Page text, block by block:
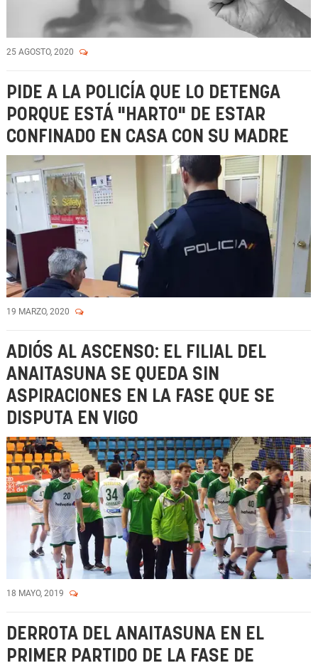
25 AGOSTO, 2020
PIDE A LA POLICÍA QUE LO DETENGA
PORQUE ESTÁ "HARTO" DE ESTAR
CONFINADO EN CASA CON SU MADRE
19 MARZO, 2020
ADIÓS AL ASCENSO: EL FILIAL DEL
ANAITASUNA SE QUEDA SIN
ASPIRACIONES EN LA FASE QUE SE
DISPUTA EN VIGO
18 MAYO, 2019
DERROTA DEL ANAITASUNA EN EL
PRIMER PARTIDO DE LA FASE DE